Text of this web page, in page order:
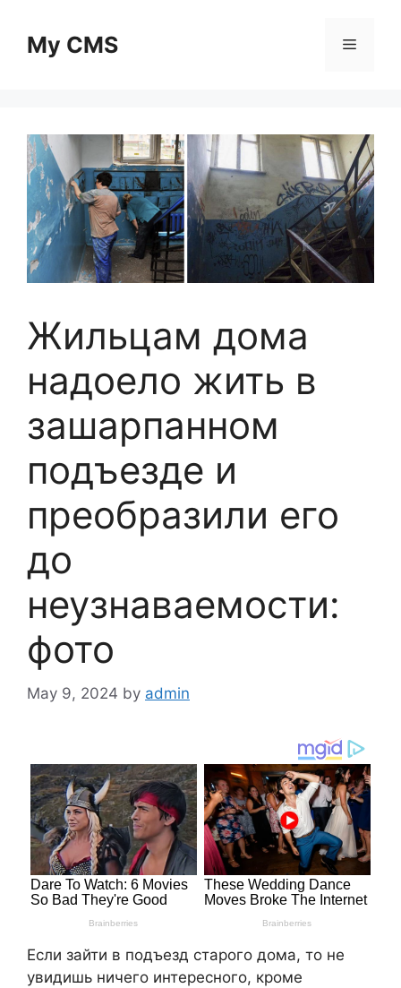
contentMy CMS Menu
Жильцам дома
надоело жить в
зашарпанном
подъезде и
преобразили его
до
неузнаваемости:
фото
May 9, 2024 by admin
Если зайти в подъезд старого дома, то не
увидишь ничего интересного, кроме